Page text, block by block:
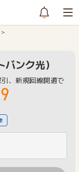
ンク光）
、新規回線開通で